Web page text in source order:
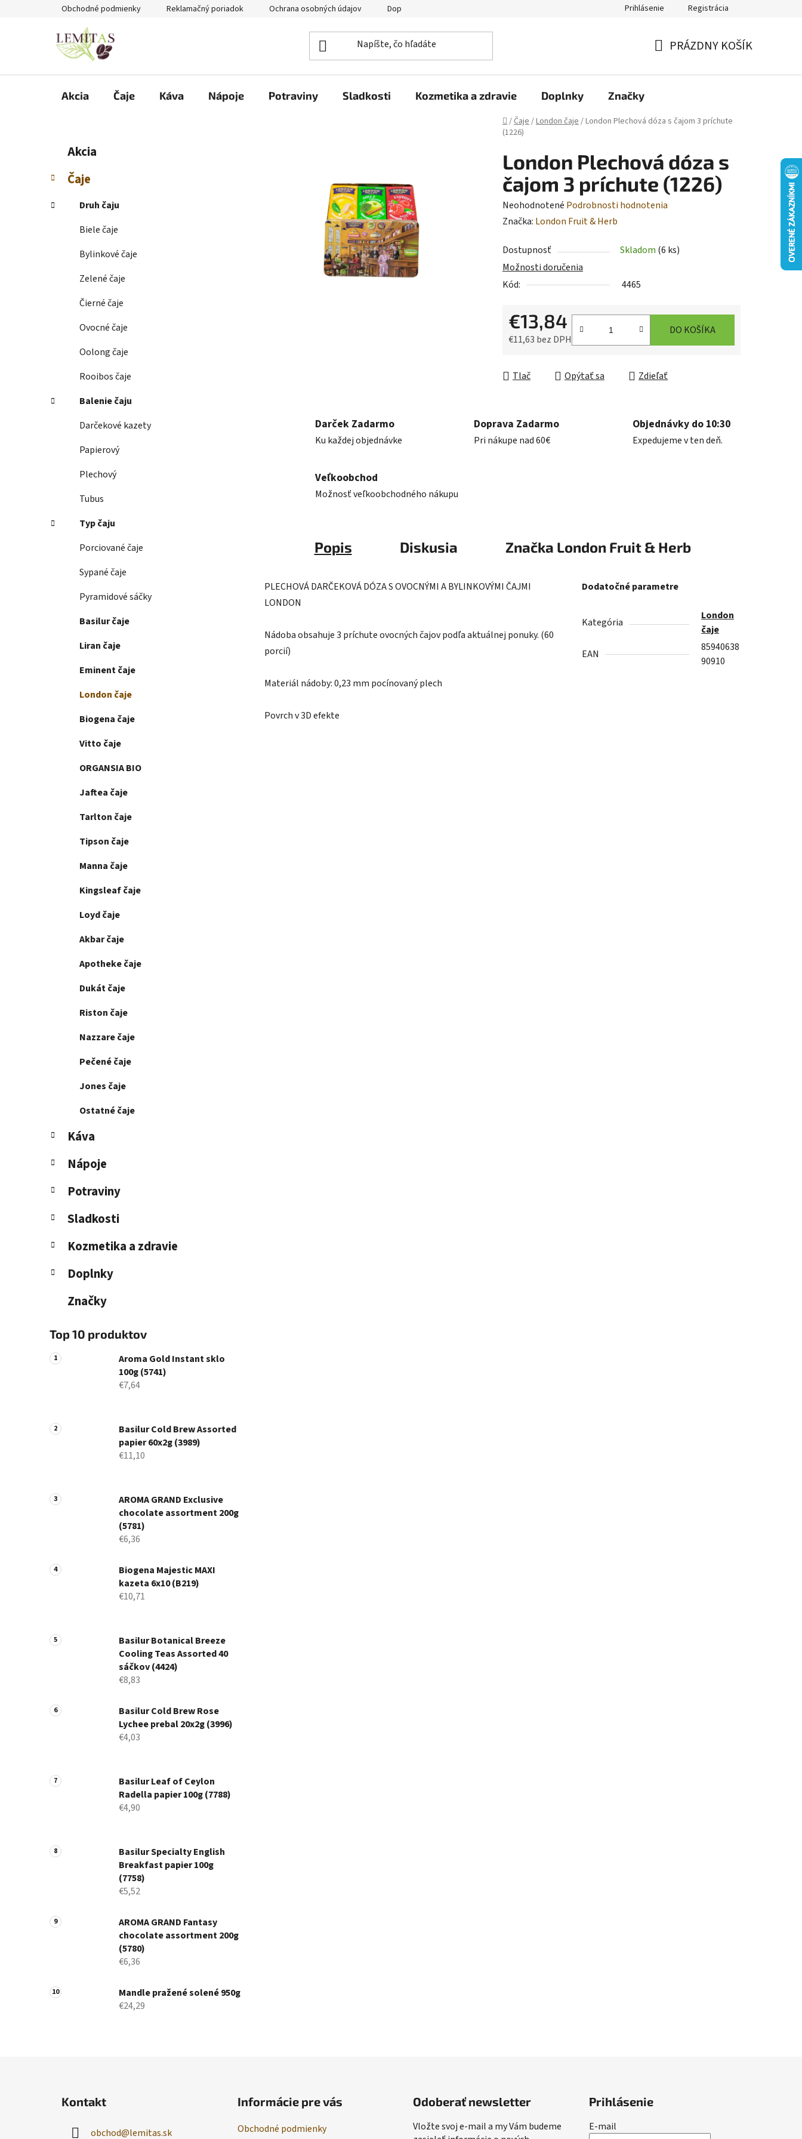
Obchodné podmienky Reklamačný poriadok Ochrana osobných údajov Doprava a platba Prihlásenie Registrácia
PRÁZDNY KOŠÍK
Akcia Čaje Káva Nápoje Potraviny Sladkosti Kozmetika a zdravie Doplnky Značky
Domov
/Čaje/London čaje/London Plechová dóza s čajom 3 príchute
(1226)
č
ý
Preskočiť
kategórie
t
e
ó
Akcia
Čaje
Druh čaju
Biele čaje
Bylinkové čaje
Zelené čaje
Čierné čaje
Ovocné čaje
Oolong čaje
Rooibos čaje
Balenie čaju
Darčekové kazety
Papierový
Plechový
Tubus
Typ čaju
Porciované čaje
Sypané čaje
Pyramidové sáčky
Basilur čaje
Liran čaje
Eminent čaje
London čaje
Biogena čaje
Vitto čaje
ORGANSIA BIO
Jaftea čaje
Tarlton čaje
Tipson čaje
Manna čaje
Kingsleaf čaje
Loyd čaje
Akbar čaje
Apotheke čaje
Dukát čaje
Riston čaje
Nazzare čaje
Pečené čaje
Jones čaje
Ostatné čaje
Káva
Nápoje
Potraviny
Sladkosti
Kozmetika a zdravie
Doplnky
Značky
Top 10 produktov
Aroma Gold Instant sklo
100g (5741)
€7,64
Basilur Cold Brew Assorted
papier 60x2g (3989)
€11,10
AROMA GRAND Exclusive
chocolate assortment 200g
(5781)
€6,36
Biogena Majestic MAXI
kazeta 6x10 (B219)
€10,71
Basilur Botanical Breeze
Cooling Teas Assorted 40
sáčkov (4424)
€8,83
Basilur Cold Brew Rose
Lychee prebal 20x2g (3996)
€4,03
Basilur Leaf of Ceylon
Radella papier 100g (7788)
€4,90
Basilur Specialty English
Breakfast papier 100g
(7758)
€5,52
AROMA GRAND Fantasy
chocolate assortment 200g
(5780)
€6,36
Mandle pražené solené 950g
€24,29
London Plechová dóza s
čajom 3 príchute (1226)
Priemerné
hodnotenie
je
0,0
z
hviezdičiek.
Neohodnotené Podrobnosti hodnotenia
Značka: London Fruit & Herb
Dostupnosť Skladom (6 ks)
Možnosti doručenia
Kód:
4465
€13,84
€11,63 bez DPH
DO KOŠÍKA
Tlač Opýtať sa Zdieľať
Darček Zadarmo
Ku každej objednávke
Doprava Zadarmo
Pri nákupe nad 60€
Objednávky do 10:30
Expedujeme v ten deň.
Veľkoobchod
Možnosť veľkoobchodného nákupu
Popis Diskusia Značka London Fruit & Herb
PLECHOVÁ DARČEKOVÁ DÓZA S OVOCNÝMI A BYLINKOVÝMI ČAJMI
LONDON
Nádoba obsahuje 3 príchute ovocných čajov podľa aktuálnej ponuky. (60
porcií)
Materiál nádoby: 0,23 mm pocínovaný plech
Povrch v 3D efekte
Dodatočné parametre
Kategória
London
čaje
EAN
85940638
90910
Kontakt
obchod@lemitas.sk
Informácie pre vás
Obchodné podmienky
Odoberať newsletter
Vložte svoj e-mail a my Vám budeme
Prihlásenie
E-mail